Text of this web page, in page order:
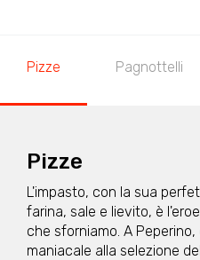
Pizze Pagnottelli
Pizze
L'impasto, con la sua
farina, sale e lievito, è
che sforniamo. A
maniacale alla selezione